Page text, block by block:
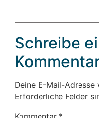
Schreibe
Deine E-Mail-
Erforderliche Felder